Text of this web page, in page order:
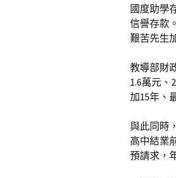
國度助學
信譽存款
艱苦先生
教導部財
1.6萬元、
加15年、
與此同時
高中結業
預請求，